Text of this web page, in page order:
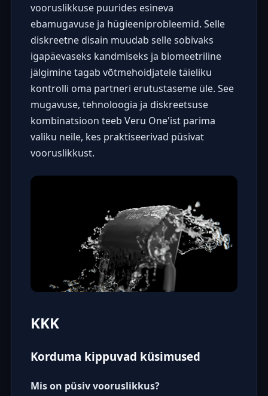
vooruslikkuse puurides esineva
ebamugavuse ja hügieeniprobleemid. Selle
diskreetne disain muudab selle sobivaks
igapäevaseks kandmiseks ja biomeetriline
jälgimine tagab võtmehoidjatele täieliku
kontrolli oma partneri erutustaseme üle. See
mugavuse, tehnoloogia ja diskreetsuse
kombinatsioon teeb Veru One'ist parima
valiku neile, kes praktiseerivad püsivat
vooruslikkust.
KKK
Korduma kippuvad küsimused
Mis on püsiv vooruslikkus?